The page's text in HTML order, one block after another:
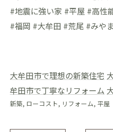
#地震に強い家 #平屋 #高性
#福岡 #大牟田 #荒尾 #みや
大牟田市で理想の新築住宅
牟田市で丁寧なリフォーム
新築 ローコスト リフォーム 平屋